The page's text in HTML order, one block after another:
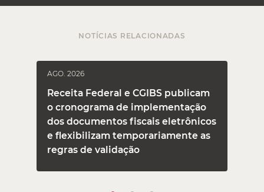
NOTÍCIAS RELACIONADAS
AGO. 2026
Receita Federal e CGIBS publicam
o cronograma de implementação
dos documentos fiscais eletrônicos
e flexibilizam temporariamente as
regras de validação